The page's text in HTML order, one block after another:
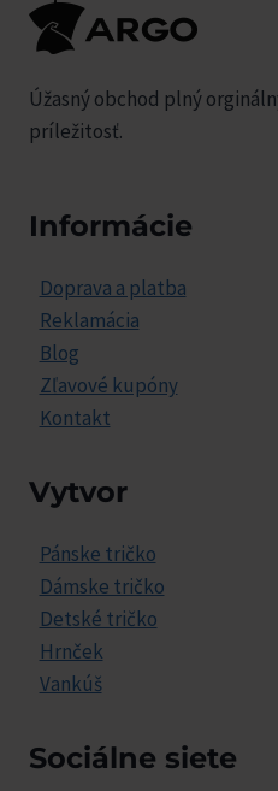
Úžasný obchod plný
príležitosť.
Informácie
Doprava a platba
Reklamácia
Blog
Zľavové kupóny
Kontakt
Vytvor
Pánske tričko
Dámske tričko
Detské tričko
Hrnček
Vankúš
Sociálne siete